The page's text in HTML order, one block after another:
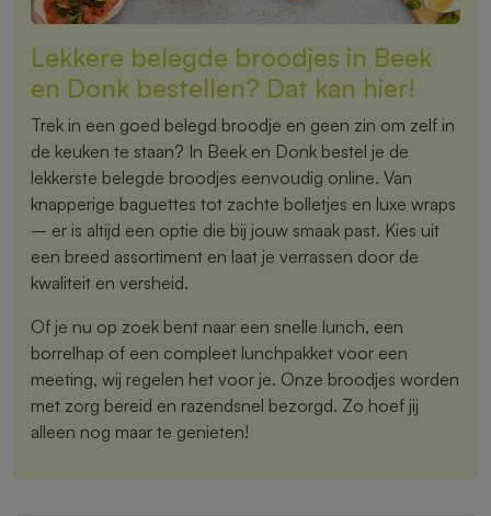
Lekkere belegde broodjes in Beek
en Donk bestellen? Dat kan hier!
Trek in een goed belegd broodje en geen zin om zelf in
de keuken te staan? In Beek en Donk bestel je de
lekkerste belegde broodjes eenvoudig online. Van
knapperige baguettes tot zachte bolletjes en luxe wraps
– er is altijd een optie die bij jouw smaak past. Kies uit
een breed assortiment en laat je verrassen door de
kwaliteit en versheid.
Of je nu op zoek bent naar een snelle lunch, een
borrelhap of een compleet lunchpakket voor een
meeting, wij regelen het voor je. Onze broodjes worden
met zorg bereid en razendsnel bezorgd. Zo hoef jij
alleen nog maar te genieten!